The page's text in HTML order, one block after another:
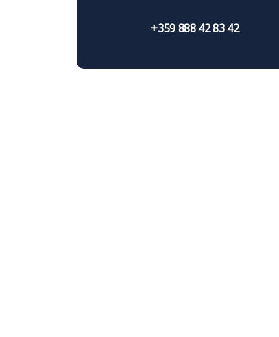
+359 888 42 83 42